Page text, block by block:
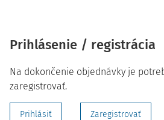
Prihlásenie / registrácia
Na dokončenie objednávky je
zaregistrovať.
Prihlásiť Zaregistrovať